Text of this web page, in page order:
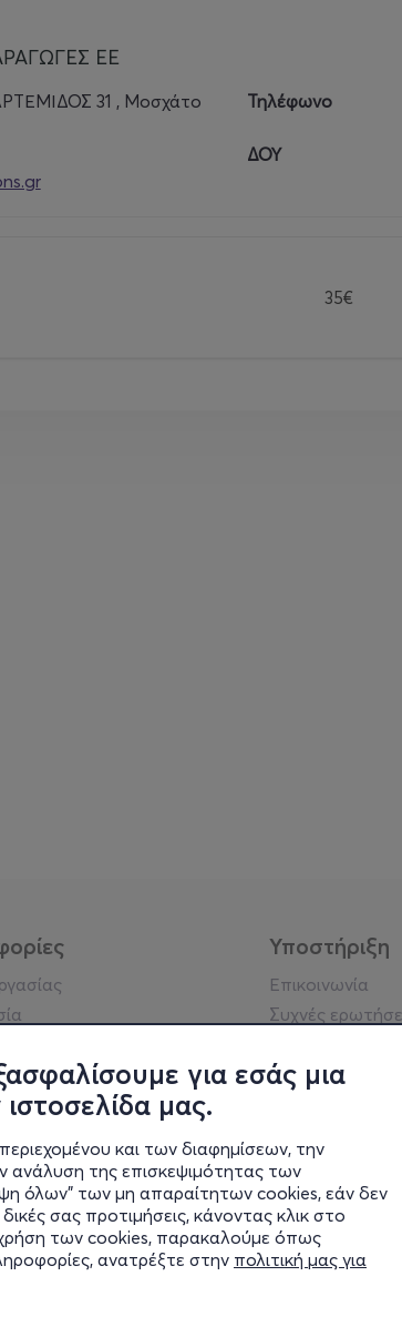
για εσάς μια
μας.
και των διαφημίσεων, την
ανάλυση της επισκεψιμότητας των
όλων" των μη απαραίτητων cookies, εάν δεν
σας προτιμήσεις, κάνοντας κλικ στο
χρήση των cookies, παρακαλούμε όπως
ανατρέξτε στην πολιτική μας για
ΕΕ
31 , Μοσχάτο
Τηλέφωνο
ΔΟΥ
35€
απορρήτου
στοιχεία
Εταιρείας
Υποστήριξη
Επικοινωνία
Συχνές
Υπηρεσίες
Σύνδεση reseller